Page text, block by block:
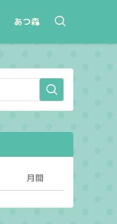
あつ森
月間